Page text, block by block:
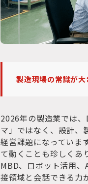
製造現場の常識が
2026年の製造業では
マ」ではなく、設計、
経営課題になっていま
て動くことも珍しくあ
MBD、ロボット活用
接領域と会話できる力